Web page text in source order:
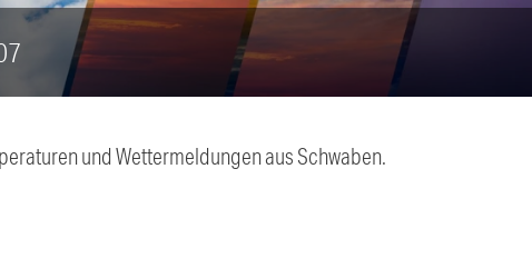
und Wettermeldungen aus Schwaben.